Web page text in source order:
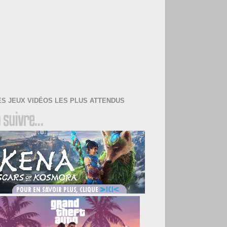
JEUX VIDÉOS LES PLUS ATTENDUS